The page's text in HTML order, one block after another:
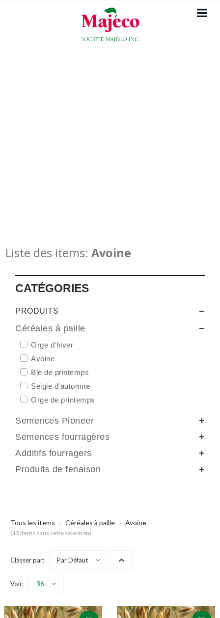
Liste des items:Avoine
CATÉGORIES
PRODUITS
Céréales à paille
Orge d'hiver
Avoine
Blé de printemps
Seigle d'automne
Orge de printemps
Semences Pioneer
Semences fourragères
Additifs fourragers
Produits de fenaison
Tous les items › Céréales à paille › Avoine
(13 items dans cette sélection)
Classer par: Par Défaut
Voir: 36